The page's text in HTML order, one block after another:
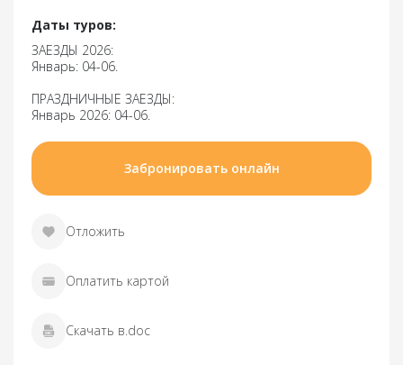
Даты туров:
ЗАЕЗДЫ 2026:
Январь: 04-06.
ПРАЗДНИЧНЫЕ ЗАЕЗДЫ:
Январь 2026: 04-06.
Забронировать онлайн
Отложить
Оплатить картой
Скачать в.doc